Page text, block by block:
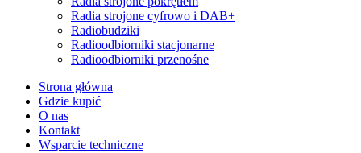
Radia strojone cyfrowo i DAB+
Radiobudziki
Radioodbiorniki stacjonarne
Radioodbiorniki przenośne
Strona główna
Gdzie kupić
O nas
Kontakt
Wsparcie techniczne